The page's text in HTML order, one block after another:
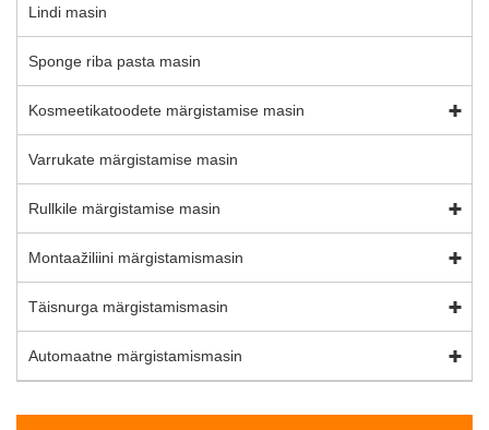
Lindi masin
Sponge riba pasta masin
Kosmeetikatoodete märgistamise masin
Varrukate märgistamise masin
Rullkile märgistamise masin
Montaažiliini märgistamismasin
Täisnurga märgistamismasin
Automaatne märgistamismasin